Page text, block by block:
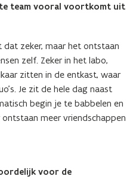
team vooral voortkomt uit
zeker, maar het ontstaan
zelf. Zeker in het labo,
zitten in de entkast, waar
Je zit de hele dag naast
begin je te babbelen en
meer vriendschappen
voor de